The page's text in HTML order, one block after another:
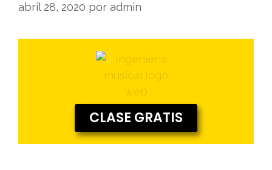
abril 28, 2020 por admin
CLASE GRATIS